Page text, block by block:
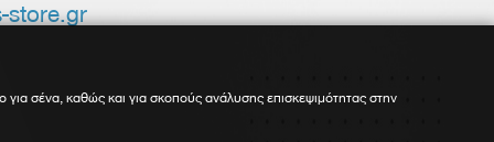
store.gr
σένα, καθώς και για σκοπούς ανάλυσης επισκεψιμότητας στην